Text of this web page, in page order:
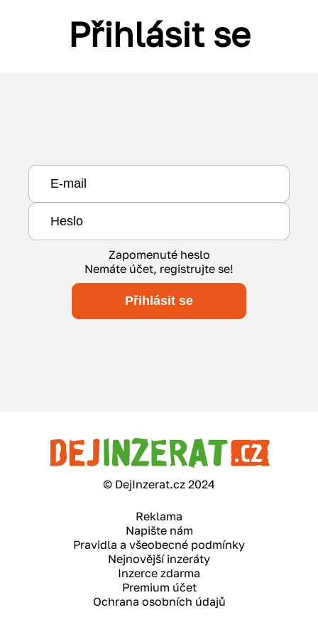
Přihlásit se
Zapomenuté heslo
Nemáte účet, registrujte se!
© DejInzerat.cz 2024
Reklama
Napište nám
Pravidla a všeobecné podmínky
Nejnovější inzeráty
Inzerce zdarma
Premium účet
Ochrana osobních údajů